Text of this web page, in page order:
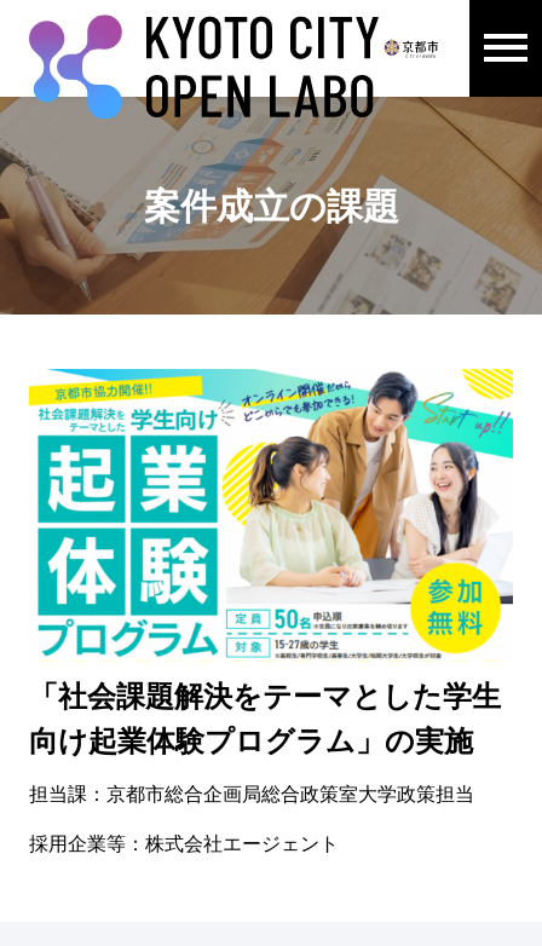
ここから本文です。
案件成立の課題
「社会課題解決をテーマとした学生
向け起業体験プログラム」の実施
担当課：京都市総合企画局総合政策室大学政策担当
採用企業等：株式会社エージェント